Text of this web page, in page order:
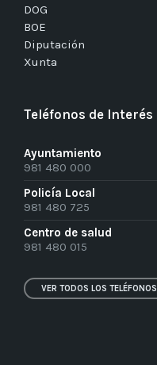
DOG
BOE
Diputación
Xunta
Teléfonos de Interés
Ayuntamiento
981 480 000
Policía Local
981 480 725
Centro de salud
981 480 015
VER TODOS LOS TELÉFONOS